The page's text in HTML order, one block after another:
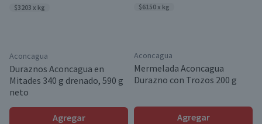
$3203 x kg
Aconcagua
Duraznos Aconcagua en
Mitades 340 g drenado, 590 g
neto
Agregar
$6150 x kg
Aconcagua
Mermelada Aconcagua
Durazno con Trozos 200 g
Agregar